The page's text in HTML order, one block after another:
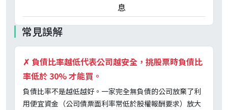
息
常見誤解
✗ 負債比率越低代表公司越安全，挑股票時負債比
率低於 30% 才能買。
負債比率不是越低越好。一家完全無負債的公司放棄了利
用便宜資金（公司債票面利率常低於股權報酬要求）放大